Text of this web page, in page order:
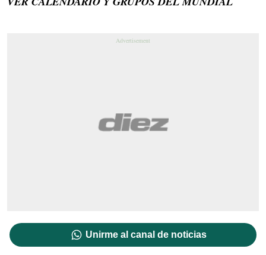
Unirme al canal de noticias